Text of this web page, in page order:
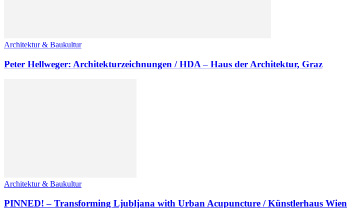
Architektur & Baukultur
Peter Hellweger: Architekturzeichnungen / HDA – Haus der Architektur, Graz
Architektur & Baukultur
PINNED! – Transforming Ljubljana with Urban Acupuncture / Künstlerhaus Wien